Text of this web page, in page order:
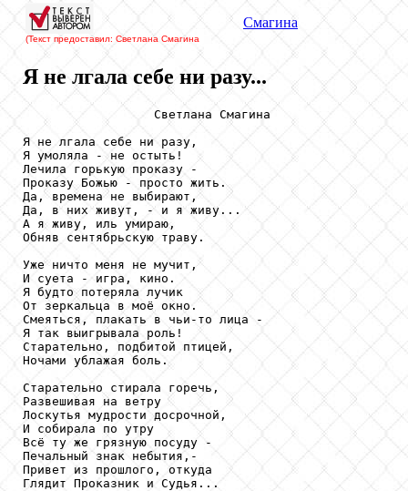
(Текст предоставил: Светлана Смагина
Смагина
Я не лгала себе ни разу...
                  Светлана Смагина
Я не лгала себе ни разу,
Я умоляла - не остыть!
Лечила горькую проказу -
Проказу Божью - просто жить.
Да, времена не выбирают,
Да, в них живут, - и я живу...
А я живу, иль умираю,
Обняв сентябрьскую траву.
Уже ничто меня не мучит,
И суета - игра, кино.
Я будто потеряла лучик
От зеркальца в моё окно.
Смеяться, плакать в чьи-то лица -
Я так выигрывала роль!
Старательно, подбитой птицей,
Ночами ублажая боль.
Старательно стирала горечь,
Развешивая на ветру
Лоскутья мудрости досрочной,
И собирала по утру
Всё ту же грязную посуду -
Печальный знак небытия,-
Привет из прошлого, откуда
Глядит Проказник и Судья...